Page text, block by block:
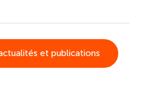
et publications